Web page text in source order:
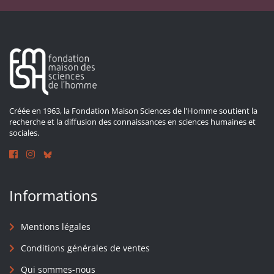
Créée en 1963, la Fondation Maison Sciences de l'Homme soutient la
recherche et la diffusion des connaissances en sciences humaines et
sociales.
Informations
Mentions légales
Conditions générales de ventes
Qui sommes-nous